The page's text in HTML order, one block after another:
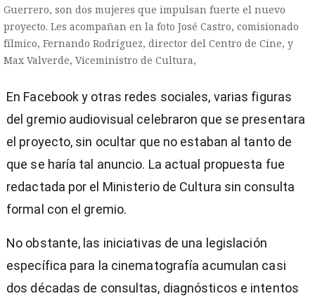
Guerrero, son dos mujeres que impulsan fuerte el nuevo
proyecto. Les acompañan en la foto José Castro, comisionado
fílmico, Fernando Rodríguez, director del Centro de Cine, y
Max Valverde, Viceministro de Cultura,
En Facebook y otras redes sociales, varias figuras
del gremio audiovisual celebraron que se presentara
el proyecto, sin ocultar que no estaban al tanto de
que se haría tal anuncio. La actual propuesta fue
redactada por el Ministerio de Cultura sin consulta
formal con el gremio.
No obstante, las iniciativas de una legislación
específica para la cinematografía acumulan casi
dos décadas de consultas, diagnósticos e intentos